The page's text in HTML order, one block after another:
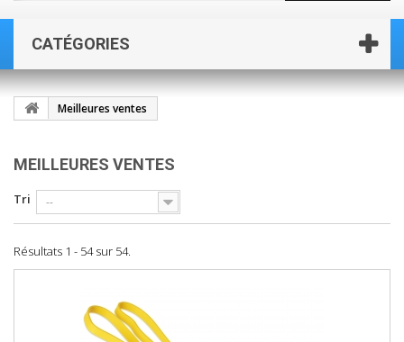
CATÉGORIES
Meilleures ventes
MEILLEURES VENTES
Tri --
Résultats 1 - 54 sur 54.